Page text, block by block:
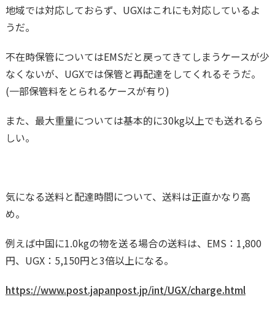
地域では対応しておらず、UGXはこれにも対応しているよ
うだ。
不在時保管についてはEMSだと戻ってきてしまうケースが少
なくないが、UGXでは保管と再配達をしてくれるそうだ。
(一部保管料をとられるケースが有り)
また、最大重量については基本的に30kg以上でも送れるら
しい。
気になる送料と配達時間について、送料は正直かなり高
め。
例えば中国に1.0kgの物を送る場合の送料は、EMS：1,800
円、UGX：5,150円と3倍以上になる。
https://www.post.japanpost.jp/int/UGX/charge.html